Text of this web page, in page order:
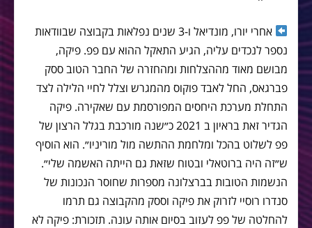
אחרי יורו, מונדיאל ו-3 שנים נפלאות בקבוצה שבוודאות
נספר לנכדים עליה, הגיע התאקל ההוא עם פפ. פיקה,
מבושם מאוד מההצלחות ומהחזרה של החבר הטוב ססק
פברגאס, החל לאבד פוקוס מהמגרש וצלל לחיי הלילה לצד
התחלת מערכת היחסים המפורסמת עם שאקירה. פיקה
הגדיר זאת בראיון ב 2021 כ״שנה מורכבת בגלל הרצון של
פפ לשלוט בהכל ומלחמת ההתשה מול מוריניו״. הוא הוסיף
ש״זה היה ברוטאלי ובטוח שזאת גם הייתה האשמה שלי״.
הנשמות הטובות בברצלונה מספרות שחוסר הנכונות של
סנדרו רוסיי לזרוק את פיקה וססק מהקבוצה גם תרמו
להחלטה של פפ לעזוב בסיום אותה עונה. תזכורת: פיקה לא